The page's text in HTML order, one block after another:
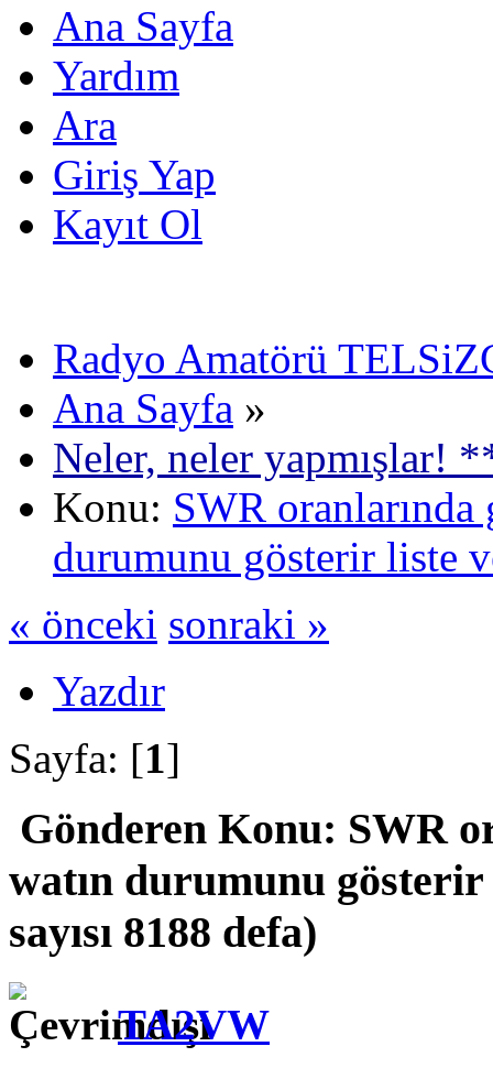
Ana Sayfa
Yardım
Ara
Giriş Yap
Kayıt Ol
Radyo Amatörü
Ana Sayfa »
Neler, neler yapmışlar!
Konu: SWR oranlarında
durumunu gösterir liste
« önceki sonraki »
Yazdır
Sayfa: [1]
Gönderen Konu: SWR
watın durumunu
sayısı 8188 defa)
TA2VW